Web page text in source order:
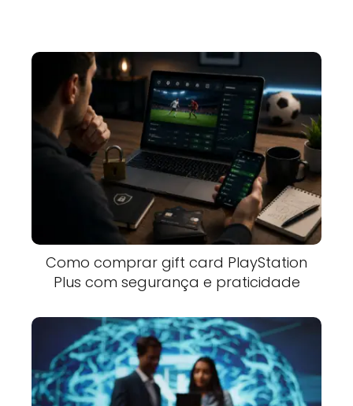
Como comprar gift card PlayStation
Plus com segurança e praticidade